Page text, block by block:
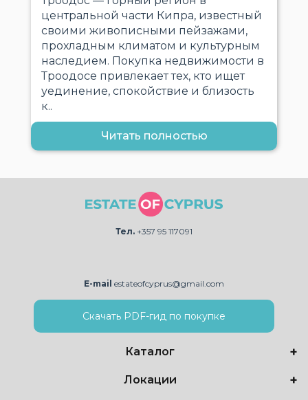
центральной части Кипра, известный
своими живописными пейзажами,
прохладным климатом и культурным
наследием. Покупка недвижимости в
Троодосе привлекает тех, кто ищет
уединение, спокойствие и близость
к..
Читать полностью
Тел. +357 95 117091
E-mail estateofcyprus@gmail.com
Скачать PDF-гид по покупке
Каталог
Локации